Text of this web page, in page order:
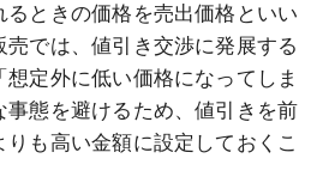
ときの価格を売出価格といい
売では、値引き交渉に発展する
定外に低い価格になってしま
事態を避けるため、値引きを前
も高い金額に設定しておくこ